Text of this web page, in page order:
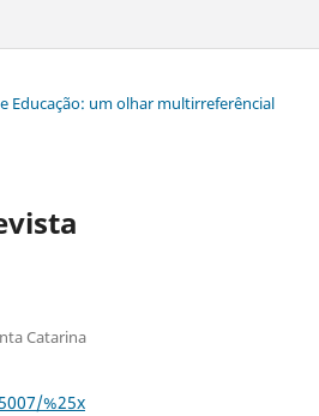
Educação: um olhar multirreferêncial
Catarina
%25x